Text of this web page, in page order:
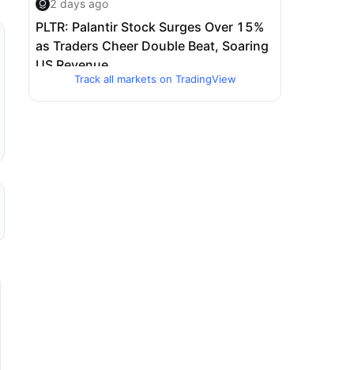
Track all markets on TradingView